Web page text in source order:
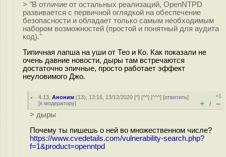
> "В отличие от остальных реализаций, OpenNTPD
развивается с первичной оглядкой на обеспечение
безопасности и обладает только самым необходимым
набором возможностей (простой и понятный для аудита
код)."
Типичная лапша на уши от Тео и Ко. Как показали не
очень давние новости, дыры там встречаются
достаточно эпичные, просто работает эффект
неуловимого Джо.
4.13 ,Аноним (13), 13:16, 13/12/2020 [^] [^^] [^^^] [ответить]
[к модератору]
+1
+ / –
> дыры
Почему ты пишешь о ней во множественном числе?
https://www.cvedetails.com/vulnerability-search.php?
f=1&product=openntpd